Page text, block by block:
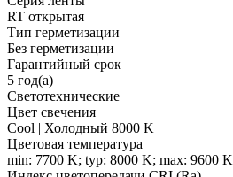
RT открытая
Тип герметизации
Без герметизации
Гарантийный срок
5 год(а)
Светотехнические
Цвет свечения
Cool | Холодный 8000 K
Цветовая температура
min: 7700 K; typ: 8000 K; max: 9600 K